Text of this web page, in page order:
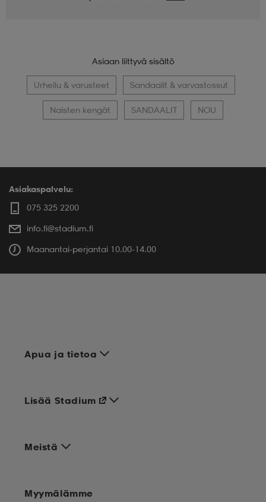
Asiaan liittyvä sisältö
Urheilu & varusteet Sandaalit & varvastossut
Naisten kengät SANDAALIT NOU
Asiakaspalvelu:
075 325 2200
info.fi@stadium.fi
Maanantai-perjantai 10.00-14.00
Apua ja tietoa
Meistä
Lisää Stadium
Myymälämme